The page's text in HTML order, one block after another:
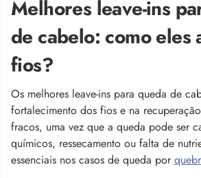
Melhores leave-ins
de cabelo: como eles
fios?
Os melhores leave-ins para queda de
fortalecimento dos fios e na
fracos, uma vez que a queda pode ser
químicos, ressecamento ou falta de
essenciais nos casos de queda por